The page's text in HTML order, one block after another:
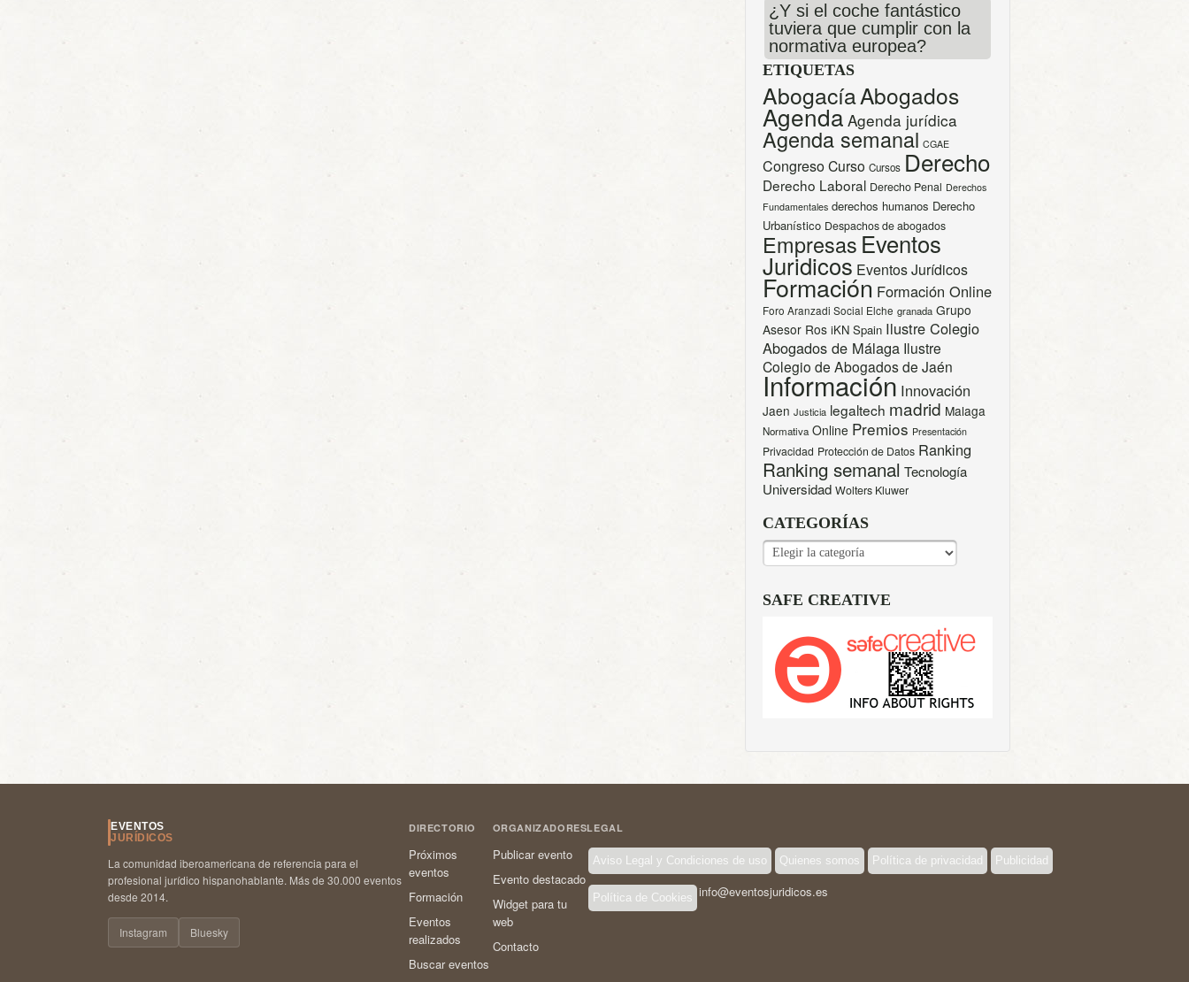
¿Y si el coche fantástico
tuviera que cumplir con la
normativa europea?
ETIQUETAS
AbogacíaAbogados
Agenda Agenda jurídica
Agenda semanal CGAE
CongresoCurso Cursos Derecho
Derecho Laboral Derecho Penal Derechos
Fundamentales derechos humanos Derecho
Urbanístico Despachos de abogados
Empresas Eventos
Juridicos Eventos Jurídicos
Formación Formación Online
Foro Aranzadi Social Elche granada Grupo
Asesor Ros iKN Spain Ilustre Colegio
Abogados de Málaga Ilustre
Colegio de Abogados de Jaén
Información Innovación
Jaen Justicia legaltech madrid Malaga
Normativa Online Premios Presentación
Privacidad Protección de Datos Ranking
Ranking semanal Tecnología
Universidad Wolters Kluwer
CATEGORÍAS
CATEGORÍAS
SAFE CREATIVE
EVENTOS
JURÍDICOS
La comunidad iberoamericana de referencia para el
profesional jurídico hispanohablante. Más de 30.000 eventos
desde 2014.
Instagram Bluesky
DIRECTORIO
Próximos
eventos
Formación
Eventos
realizados
Buscar eventos
ORGANIZADORES
Publicar evento
Evento destacado
Widget para tu
web
Contacto
LEGAL
Aviso Legal y Condiciones de uso Quienes somos Política de privacidad Publicidad
Política de Cookies info@eventosjuridicos.es